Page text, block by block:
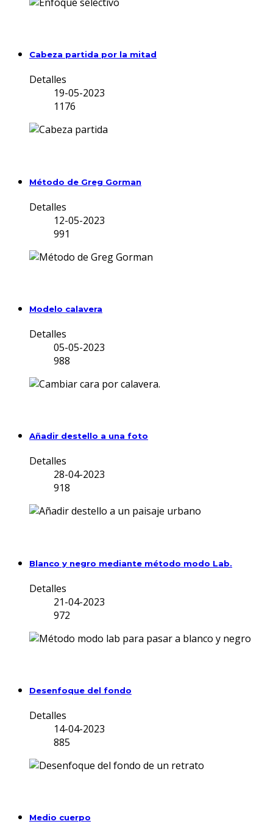
Cabeza partida por la mitad
Detalles
19-05-2023
1176
Método de Greg Gorman
Detalles
12-05-2023
991
Modelo calavera
Detalles
05-05-2023
988
Añadir destello a una foto
Detalles
28-04-2023
918
Blanco y negro mediante método modo Lab.
Detalles
21-04-2023
972
Desenfoque del fondo
Detalles
14-04-2023
885
Medio cuerpo